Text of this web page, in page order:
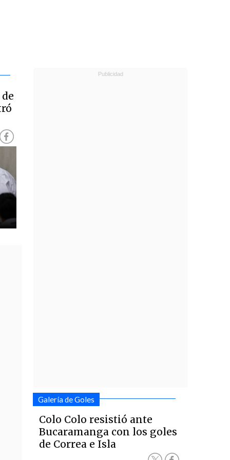
Galería de Goles
Colo Colo resistió ante
Bucaramanga con los goles
de Correa e Isla